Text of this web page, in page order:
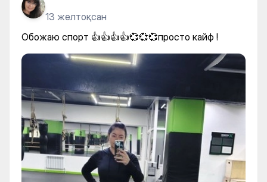
13 желтоқсан
Обожаю спорт 👍👍👍👍💞💞💞просто кайф !